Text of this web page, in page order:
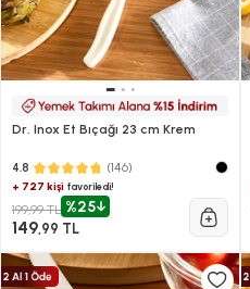
Dr. Inox Et Bıçağı 23 cm Krem
4.8 (146)
+ 727 kişi favoriledi!
199,99 TL %25
149,99 TL